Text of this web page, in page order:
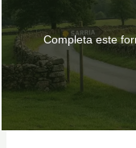
Completa este